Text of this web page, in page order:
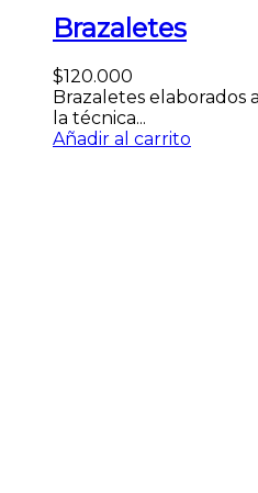
Brazaletes
$120.000
Brazaletes elaborados
la técnica...
Añadir al carrito